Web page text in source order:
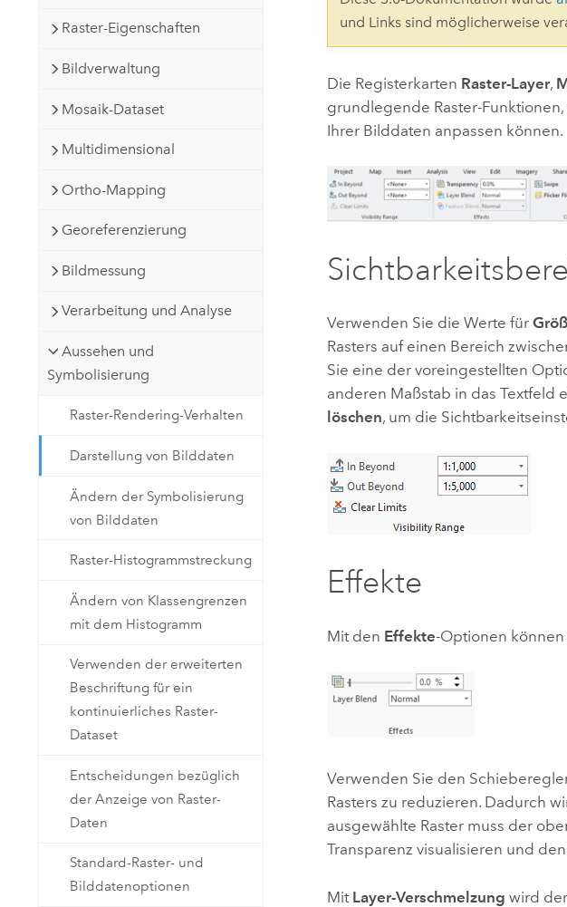
Developer-Technologie
die Kartenerstellung und
Natürliche Ressourcen
Alle Branchen
Raster-Eigenschaften
Bildverwaltung
Mosaik-Dataset
Multidimensional
Ortho-Mapping
Georeferenzierung
Bildmessung
Verarbeitung und Analyse
Aussehen und
Symbolisierung
Raster-Rendering-Verhalten
Darstellung von Bilddaten
Ändern der Symbolisierung
von Bilddaten
Raster-Histogrammstreckung
Ändern von Klassengrenzen
mit dem Histogramm
Verwenden der erweiterten
Beschriftung für ein
kontinuierliches Raster-
Dataset
Entscheidungen bezüglich
der Anzeige von Raster-
Daten
Standard-Raster- und
Bilddatenoptionen
und Links sind möglicherweise
Die Registerkarten Raster-Layer,
grundlegende Raster-
Ihrer Bilddaten anpassen können.
Verwenden Sie die Werte für
Rasters auf einen Bereich
Sie eine der voreingestellten
anderen Maßstab in das Textfeld
löschen, um die
Effekte
Mit den Effekte-Optionen können
Verwenden Sie den
Rasters zu reduzieren. Dadurch
ausgewählte Raster muss der
Transparenz visualisieren und
Mit Layer-Verschmelzung wird